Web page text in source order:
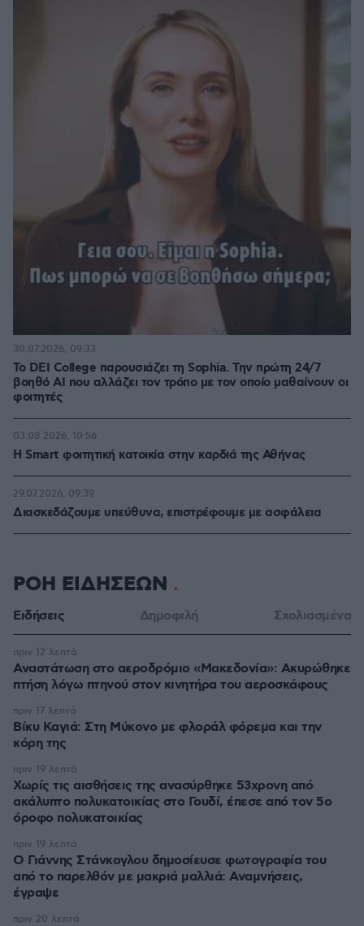
Το DEI College παρουσιάζει τη Sophia. Την πρώτη 24/7
βοηθό AI που αλλάζει τον τρόπο με τον οποίο μαθαίνουν οι
φοιτητές
30.07.2026, 09:33
Η Smart φοιτητική κατοικία στην καρδιά της Αθήνας
03.08.2026, 10:56
Διασκεδάζουμε υπεύθυνα, επιστρέφουμε με ασφάλεια
29.07.2026, 09:39
ΡΟΗ ΕΙΔΗΣΕΩΝ
Ειδήσεις Δημοφιλή Σχολιασμένα
Αναστάτωση στο αεροδρόμιο «Μακεδονία»: Ακυρώθηκε
πτήση λόγω πτηνού στον κινητήρα του αεροσκάφους
πριν 12 λεπτά
Βίκυ Καγιά: Στη Μύκονο με φλοράλ φόρεμα και την
κόρη της
πριν 17 λεπτά
Χωρίς τις αισθήσεις της ανασύρθηκε 53χρονη από
ακάλυπτο πολυκατοικίας στο Γουδί, έπεσε από τον 5ο
όροφο πολυκατοικίας
πριν 19 λεπτά
Ο Γιάννης Στάνκογλου δημοσίευσε φωτογραφία του
από το παρελθόν με μακριά μαλλιά: Αναμνήσεις,
έγραψε
πριν 19 λεπτά
πριν 20 λεπτά